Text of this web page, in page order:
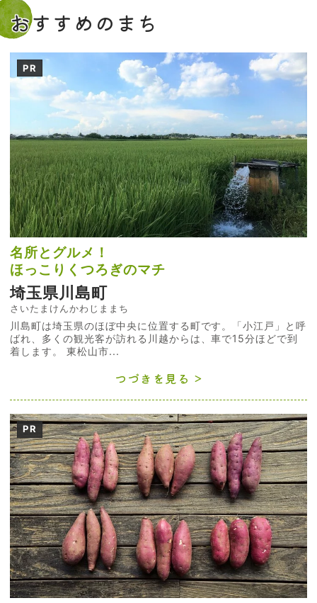
おすすめのまち
PR
名所とグルメ！
ほっこりくつろぎのマチ
埼玉県川島町
さいたまけんかわじままち
川島町は埼玉県のほぼ中央に位置する町です。「小江戸」と呼
ばれ、多くの観光客が訪れる川越からは、車で15分ほどで到
着します。 東松山市...
つづきを見る
PR